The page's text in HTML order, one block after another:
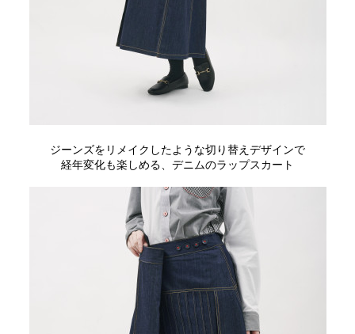
ジーンズをリメイクしたような切り替えデザインで
経年変化も楽しめる、デニムのラップスカート